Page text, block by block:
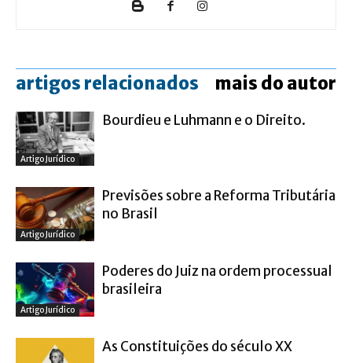
artigos relacionados mais do autor
Artigo Jurídico
Bourdieu e Luhmann e o Direito.
Artigo Jurídico
Previsões sobre a Reforma Tributária
no Brasil
Artigo Jurídico
Poderes do Juiz na ordem processual
brasileira
As Constituições do século XX